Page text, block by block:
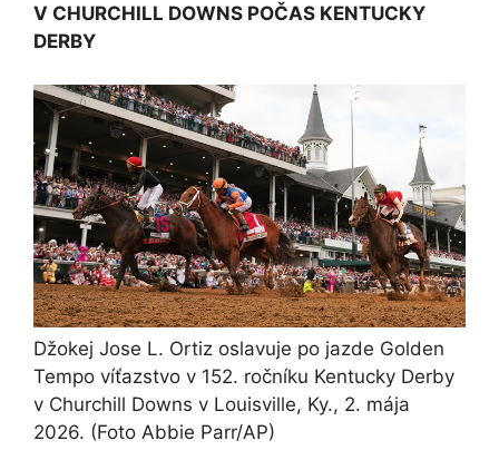
V CHURCHILL DOWNS POČAS KENTUCKY
DERBY
Džokej Jose L. Ortiz oslavuje po jazde Golden
Tempo víťazstvo v 152. ročníku Kentucky Derby
v Churchill Downs v Louisville, Ky., 2. mája
2026. (Foto Abbie Parr/AP)